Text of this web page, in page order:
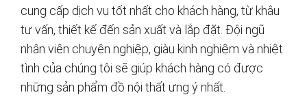
cung cấp dịch vụ tốt nhất cho khách hàng, từ khâu
tư vấn, thiết kế đến sản xuất và lắp đặt. Đội ngũ
nhân viên chuyên nghiệp, giàu kinh nghiệm và nhiệt
tình của chúng tôi sẽ giúp khách hàng có được
những sản phẩm đồ nội thất ưng ý nhất.